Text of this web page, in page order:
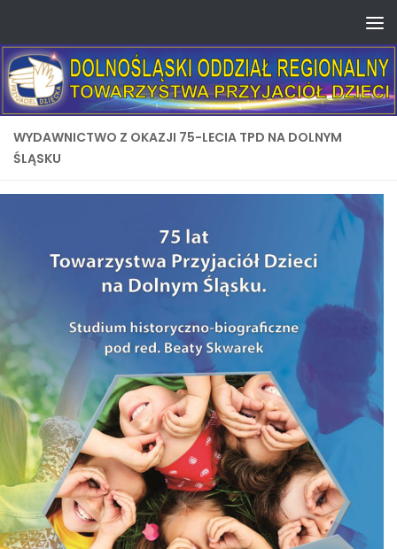
WYDAWNICTWO Z OKAZJI 75-LECIA TPD NA DOLNYM
ŚLĄSKU